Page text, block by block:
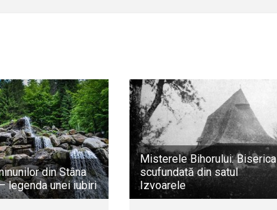
din Stâna
legenda unei iubiri
Misterele Bihorului: Biserica
scufundată din satul
Izvoarele